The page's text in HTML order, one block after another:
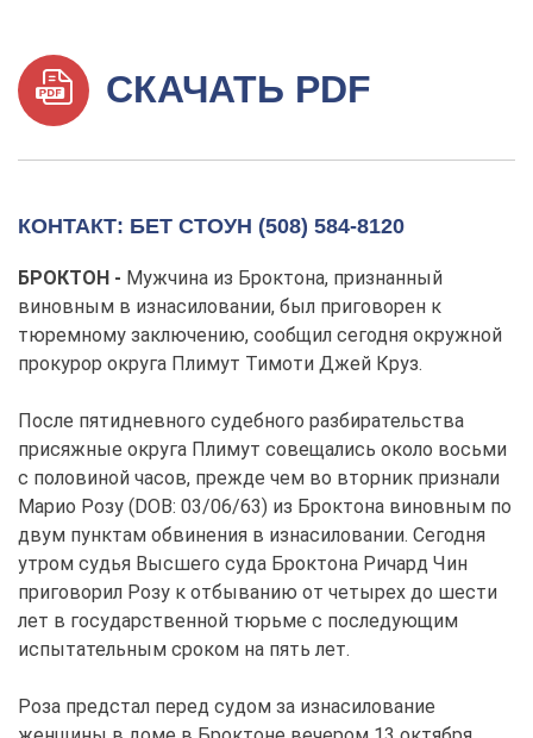
СКАЧАТЬ PDF
КОНТАКТ: БЕТ СТОУН (508) 584-8120
БРОКТОН - Мужчина из Броктона, признанный
виновным в изнасиловании, был приговорен к
тюремному заключению, сообщил сегодня окружной
прокурор округа Плимут Тимоти Джей Круз.
После пятидневного судебного разбирательства
присяжные округа Плимут совещались около восьми
с половиной часов, прежде чем во вторник признали
Марио Розу (DOB: 03/06/63) из Броктона виновным по
двум пунктам обвинения в изнасиловании. Сегодня
утром судья Высшего суда Броктона Ричард Чин
приговорил Розу к отбыванию от четырех до шести
лет в государственной тюрьме с последующим
испытательным сроком на пять лет.
Роза предстал перед судом за изнасилование